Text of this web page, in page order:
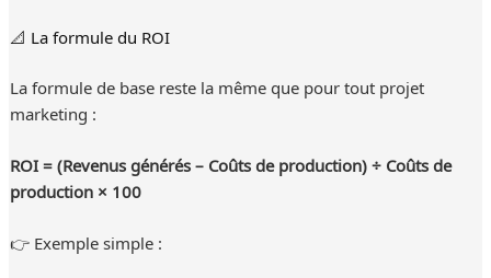
📐 La formule du ROI
La formule de base reste la même que pour tout projet
marketing :
ROI = (Revenus générés – Coûts de production) ÷ Coûts de
production × 100
👉 Exemple simple :